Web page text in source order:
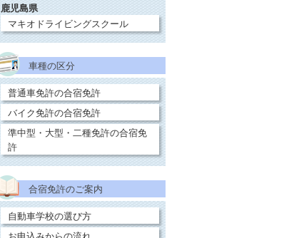
鹿児島県
マキオドライビングスクール
車種の区分
普通車免許の合宿免許
バイク免許の合宿免許
準中型・大型・二種免許の合宿免
許
合宿免許のご案内
自動車学校の選び方